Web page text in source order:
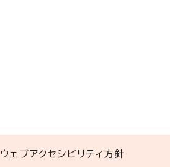
ウェブアクセシビリティ方針